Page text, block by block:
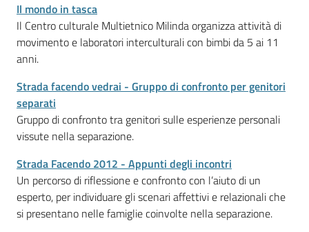
Il mondo in tasca
Il Centro culturale Multietnico Milinda organizza attività di
movimento e laboratori interculturali con bimbi da 5 ai 11
anni.
Strada facendo vedrai - Gruppo di confronto per genitori
separati
Gruppo di confronto tra genitori sulle esperienze personali
vissute nella separazione.
Strada Facendo 2012 - Appunti degli incontri
Un percorso di riflessione e confronto con l’aiuto di un
esperto, per individuare gli scenari affettivi e relazionali che
si presentano nelle famiglie coinvolte nella separazione.